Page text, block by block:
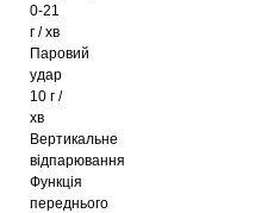
0-21
г / хв
Паровий
удар
10 г /
хв
Вертикальне
відпарювання
Функція
переднього